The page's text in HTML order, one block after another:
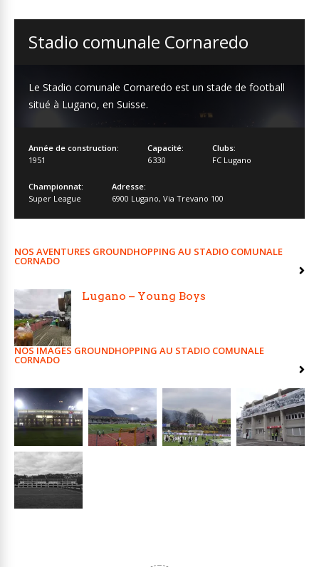
Stadio comunale Cornaredo
Le Stadio comunale Cornaredo est un stade de football
situé à Lugano, en Suisse.
Année de construction:
1951
Capacité:
6 330
Clubs:
FC Lugano
Championnat:
Super League
Adresse:
6900 Lugano, Via Trevano 100
NOS AVENTURES GROUNDHOPPING AU STADIO COMUNALE
CORNADO
Lugano – Young Boys
NOS IMAGES GROUNDHOPPING AU STADIO COMUNALE
CORNADO